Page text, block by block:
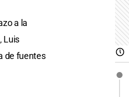
a la
Luis
de fuentes